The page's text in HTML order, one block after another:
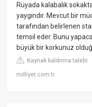
Rüyada kalabalık
yaygındır. Mevcut bir
tarafından belirlenen
temsil eder. Bunu
büyük bir korkunuz
Kaynak kaldırma talebi
milliyet.com.tr